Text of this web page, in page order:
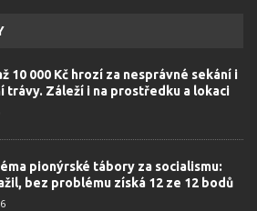
10 000 Kč hrozí za nesprávné sekání i
trávy. Záleží i na prostředku a lokaci
pionýrské tábory za socialismu:
bez problému získá 12 ze 12 bodů